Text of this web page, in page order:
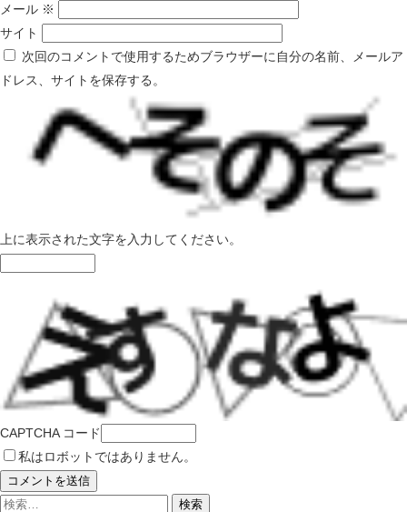
メール ※
サイト
次回のコメントで使用するためブラウザーに自分の名前、メールア
ドレス、サイトを保存する。
上に表示された文字を入力してください。
CAPTCHA コード
私はロボットではありません。
検